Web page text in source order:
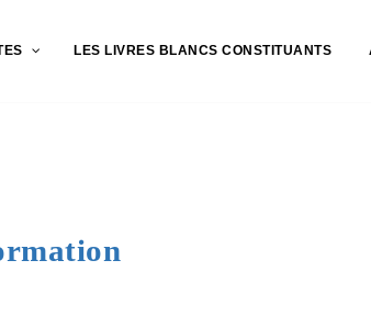
LES LIVRES BLANCS CONSTITUANTS